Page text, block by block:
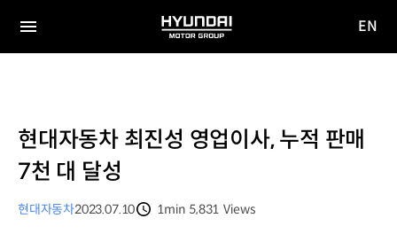
전체
HYUNDAI
MOTOR
EN
현대자동차 최진성 영업이사, 누적 판매
7천 대 달성
현대자동차2023.07.10
1min 5,831 Views